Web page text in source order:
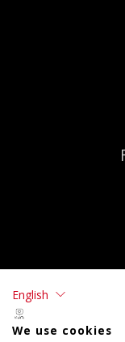
English
We use cookies